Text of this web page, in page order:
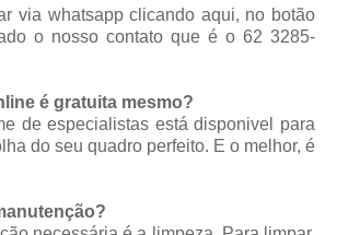
via whatsappclicando aqui, no botão
o nosso contato que é o 62 3285-
é gratuita mesmo?
de especialistas está disponivel para
do seu quadro perfeito. E o melhor, é